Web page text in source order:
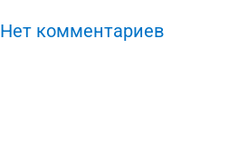
Нет комментариев